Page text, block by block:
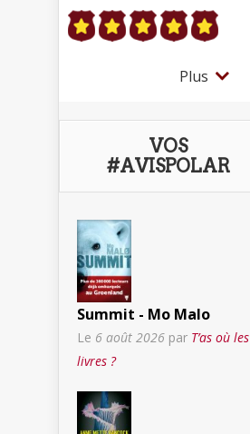
Plus
VOS
#AVISPOLAR
Summit - Mo Malo
Le 6 août 2026 par T’as où les
livres ?